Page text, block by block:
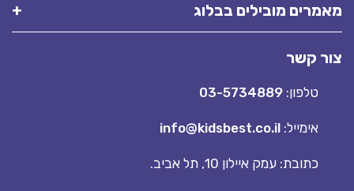
מובילים בבלוג
קשר
טלפון:03-5734889
אימייל:info@kidsbest.co.il
כתובת: עמק איילון 10, תל אביב.